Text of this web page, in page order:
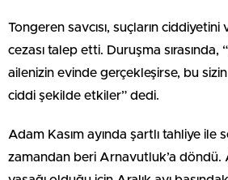
Tongeren savcısı, suçların
cezası talep etti. Duruşma sırasında,
ailenizin evinde gerçekleşirse, bu
ciddi şekilde etkiler” dedi.
Adam Kasım ayında şartlı tahliye ile
zamandan beri Arnavutluk’a döndü.